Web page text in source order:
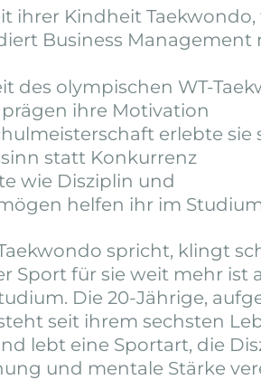
ihrer Kindheit
Business Management
des olympischen WT-
ihre Motivation
erlebte sie
statt Konkurrenz
wie Disziplin und
helfen ihr im
spricht, klingt
Sport für sie weit mehr ist
Die 20-Jährige,
seit ihrem sechsten
lebt eine Sportart, die
und mentale Stärke